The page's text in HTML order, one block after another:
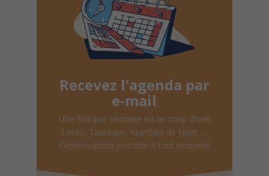
Recevez l'agenda par
e-mail
Une fois par semaine en un coup d'oeil
Lotos, Taureaux, Marchés de Noël, ...
Désinscription possible à tout moment